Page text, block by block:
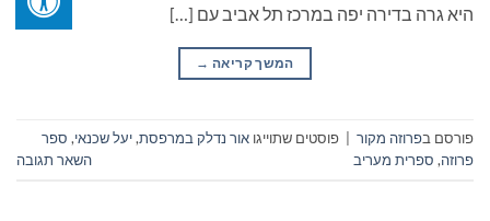
היא גרה בדירה יפה במרכז תל אביב עם […]
המשך קריאה →
פורסם בפרוזה מקור פוסטים שתוייגו אור נדלק במרפסת,יעל שכנאי, ספר
פרוזה, ספרית מעריב השאר תגובה